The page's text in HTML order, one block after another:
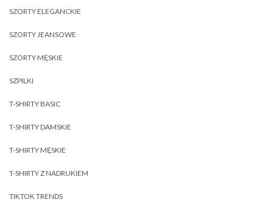
SZORTY ELEGANCKIE
SZORTY JEANSOWE
SZORTY MĘSKIE
SZPILKI
T-SHIRTY BASIC
T-SHIRTY DAMSKIE
T-SHIRTY MĘSKIE
T-SHIRTY Z NADRUKIEM
TIKTOK TRENDS